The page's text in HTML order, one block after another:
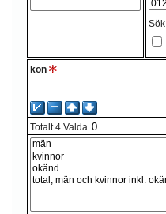
Sök
kön
Totalt 4 Valda